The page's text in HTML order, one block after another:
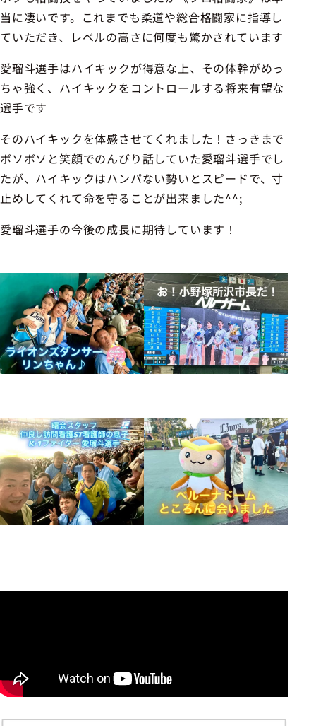
当に凄いです。これまでも柔道や総合格闘家に指導し
ていただき、レベルの高さに何度も驚かされています
愛瑠斗選手はハイキックが得意な上、その体幹がめっ
ちゃ強く、ハイキックをコントロールする将来有望な
選手です
そのハイキックを体感させてくれました！さっきまで
ボソボソと笑顔でのんびり話していた愛瑠斗選手でし
たが、ハイキックはハンパない勢いとスピードで、寸
止めしてくれて命を守ることが出来ました^^;
愛瑠斗選手の今後の成長に期待しています！